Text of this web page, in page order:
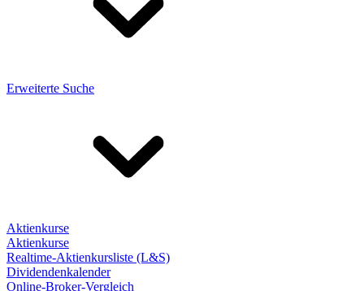
Erweiterte Suche
Aktienkurse
Aktienkurse
Realtime-Aktienkursliste (L&S)
Dividendenkalender
Online-Broker-Vergleich